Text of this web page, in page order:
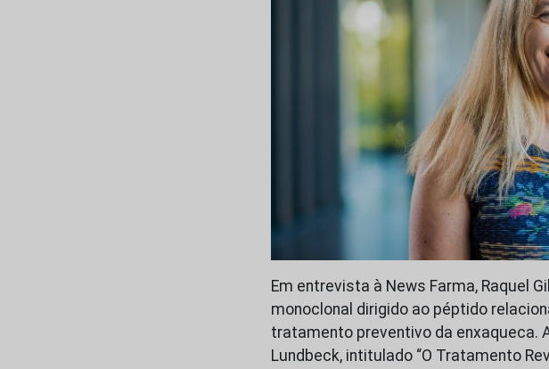
Em entrevista à News Farma, Raquel
monoclonal dirigido ao péptido
tratamento preventivo da enxaqueca.
Lundbeck, intitulado “O Tratamento